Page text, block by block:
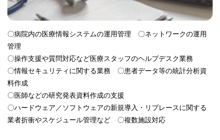
〇病院内の医療情報システムの運用管理 〇ネットワークの運用
管理
〇操作支援や質問対応など医療スタッフのヘルプデスク業務
〇情報セキュリティに関する業務 〇患者データ等の統計分析資
料作成
〇医師などの研究発表資料作成の支援
〇ハードウェア／ソフトウェアの新規導入・リプレースに関する
業者折衝やスケジュール管理など 〇複数施設対応